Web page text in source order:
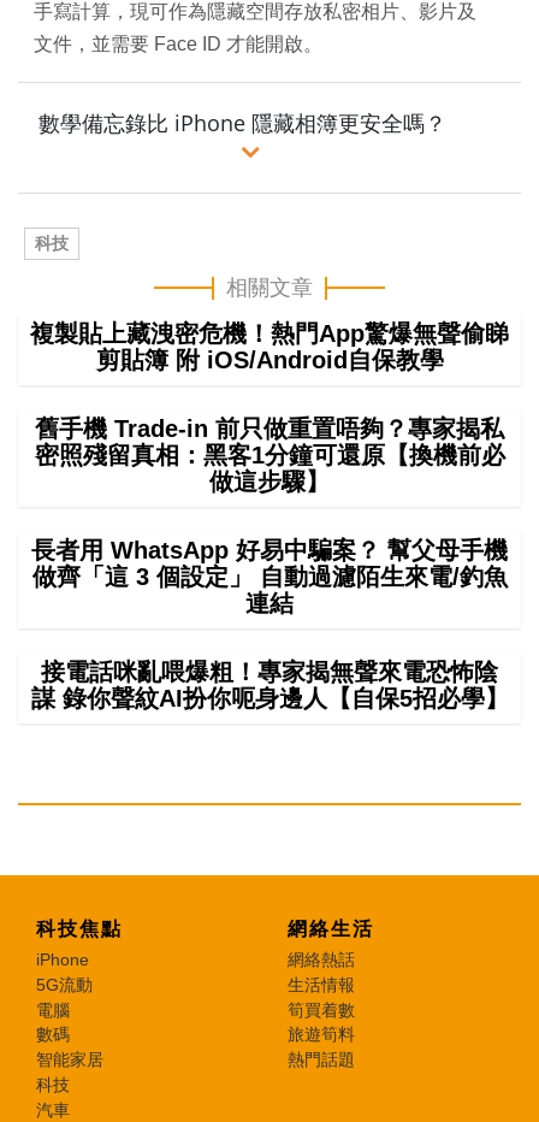
手寫計算，現可作為隱藏空間存放私密相片、影片及
文件，並需要 Face ID 才能開啟。
數學備忘錄比 iPhone 隱藏相簿更安全嗎？
科技
相關文章
複製貼上藏洩密危機！熱門App驚爆無聲偷睇
剪貼簿 附 iOS/Android自保教學
舊手機 Trade-in 前只做重置唔夠？專家揭私
密照殘留真相：黑客1分鐘可還原【換機前必
做這步驟】
長者用 WhatsApp 好易中騙案？ 幫父母手機
做齊「這 3 個設定」 自動過濾陌生來電/釣魚
連結
接電話咪亂喂爆粗！專家揭無聲來電恐怖陰
謀 錄你聲紋AI扮你呃身邊人【自保5招必學】
科技焦點
iPhone
5G流動
電腦
數碼
智能家居
科技
汽車
網絡生活
網絡熱話
生活情報
筍買着數
旅遊筍料
熱門話題